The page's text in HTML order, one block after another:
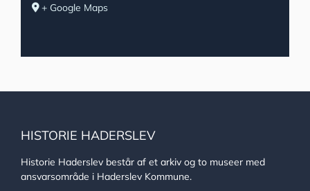
+ Google Maps
HISTORIE HADERSLEV
Historie Haderslev består af et arkiv og to museer med
ansvarsområde i Haderslev Kommune.